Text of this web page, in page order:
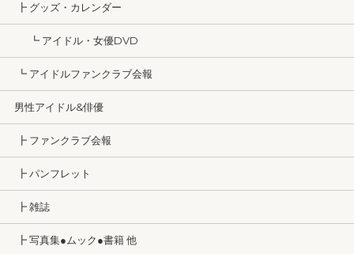
┣ グッズ・カレンダー
┗ アイドル・女優DVD
┗ アイドルファンクラブ会報
男性アイドル&俳優
┣ ファンクラブ会報
┣ パンフレット
┣ 雑誌
┣ 写真集●ムック●書籍 他